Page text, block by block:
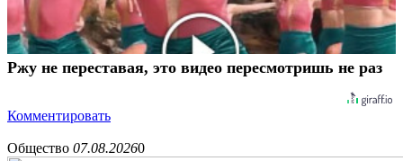
Ржу не переставая, это видео пересмотришь не раз
Комментировать
Общество 07.08.20260